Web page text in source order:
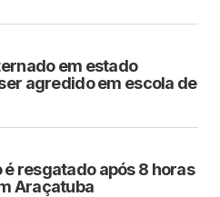
em estado
agredido em escola de
resgatado após 8 horas
Araçatuba